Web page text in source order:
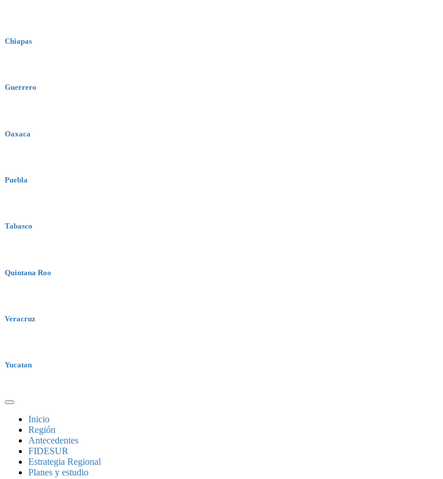
Chiapas
Guerrero
Oaxaca
Puebla
Tabasco
Quintana Roo
Veracruz
Yucatan
Inicio
Región
Antecedentes
FIDESUR
Estrategia Regional
Planes y estudio